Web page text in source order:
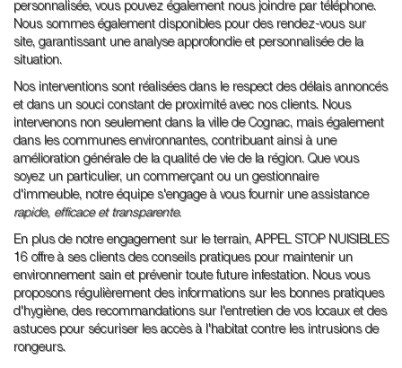
personnalisée, vous pouvez également nous joindre par téléphone.
Nous sommes également disponibles pour des rendez-vous sur
site, garantissant une analyse approfondie et personnalisée de la
situation.
Nos interventions sont réalisées dans le respect des délais annoncés
et dans un souci constant de proximité avec nos clients. Nous
intervenons non seulement dans la ville de Cognac, mais également
dans les communes environnantes, contribuant ainsi à une
amélioration générale de la qualité de vie de la région. Que vous
soyez un particulier, un commerçant ou un gestionnaire
d'immeuble, notre équipe s'engage à vous fournir une assistance
rapide, efficace et transparente.
En plus de notre engagement sur le terrain, APPEL STOP NUISIBLES
16 offre à ses clients des conseils pratiques pour maintenir un
environnement sain et prévenir toute future infestation. Nous vous
proposons régulièrement des informations sur les bonnes pratiques
d'hygiène, des recommandations sur l'entretien de vos locaux et des
astuces pour sécuriser les accès à l'habitat contre les intrusions de
rongeurs.